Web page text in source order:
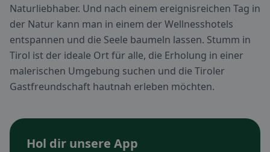
Naturliebhaber. Und nach einem ereignisreichen Tag in
der Natur kann man in einem der Wellnesshotels
entspannen und die Seele baumeln lassen. Stumm in
Tirol ist der ideale Ort für alle, die Erholung in einer
malerischen Umgebung suchen und die Tiroler
Gastfreundschaft hautnah erleben möchten.
Hol dir unsere App